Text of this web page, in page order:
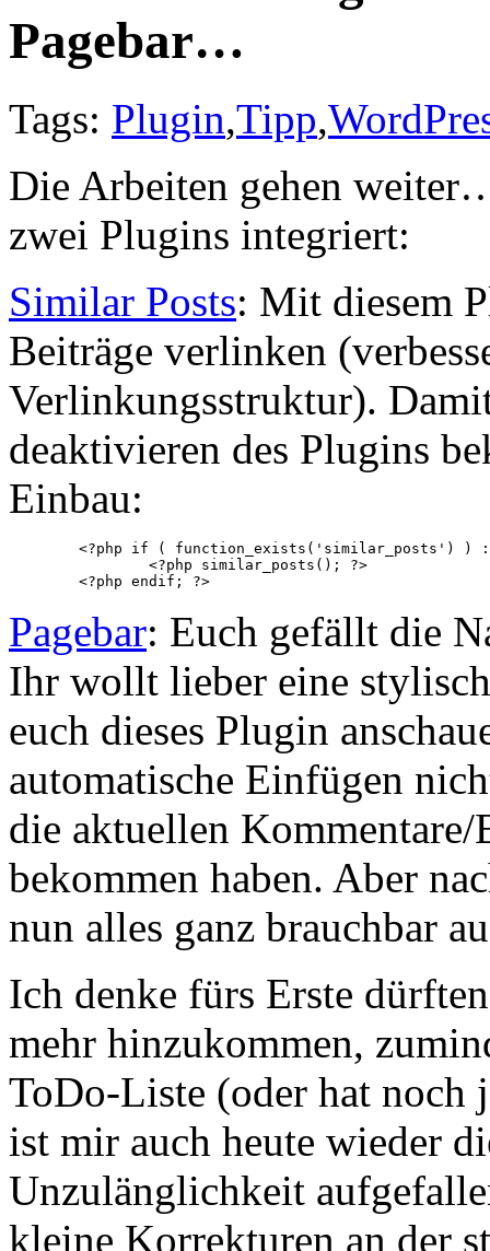
Pagebar…
Tags: Plugin,Tipp,
Die Arbeiten gehen
zwei Plugins integriert:
Similar Posts: Mit diesem
Beiträge verlinken
Verlinkungsstruktur).
deaktivieren des Plugins
Einbau:
	<?php endif; ?>
Pagebar: Euch gefällt die
Ihr wollt lieber eine
euch dieses Plugin
automatische Einfügen
die aktuellen
bekommen haben. Aber
nun alles ganz brauchbar
Ich denke fürs Erste
mehr hinzukommen,
ToDo-Liste (oder hat noch
ist mir auch heute wieder
Unzulänglichkeit
kleine Korrekturen an der